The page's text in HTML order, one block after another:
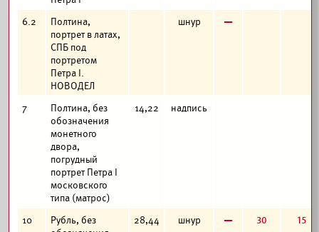
6.2
Полтина,
портрет в латах,
СПБ под
портретом
Петра I.
НОВОДЕЛ
шнур в
7
Полтина, без
обозначения
монетного
двора,
погрудный
портрет Петра I
московского
типа (матрос)
14,22 надпись
10
Рубль, без
28,44 шнур в 30 15